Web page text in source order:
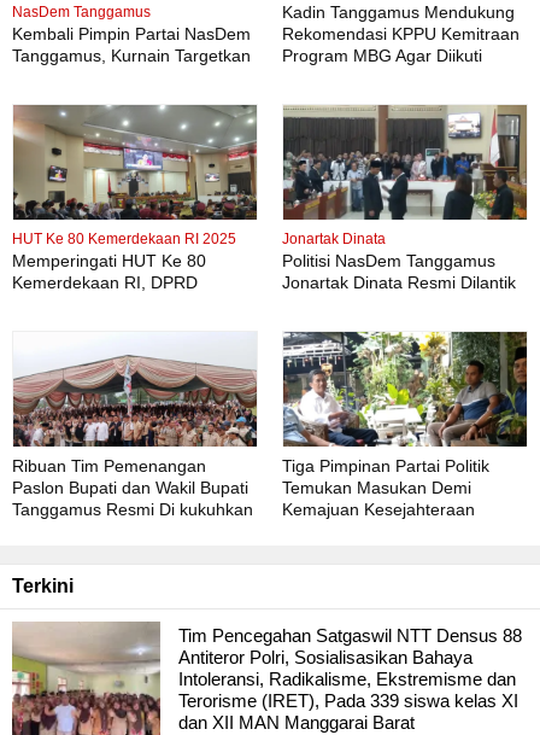
NasDem Tanggamus
Kembali Pimpin Partai NasDem
Tanggamus, Kurnain Targetkan
Kadin Tanggamus Mendukung
Rekomendasi KPPU Kemitraan
Program MBG Agar Diikuti
HUT Ke 80 Kemerdekaan RI 2025
Memperingati HUT Ke 80
Kemerdekaan RI, DPRD
Jonartak Dinata
Politisi NasDem Tanggamus
Jonartak Dinata Resmi Dilantik
Ribuan Tim Pemenangan
Paslon Bupati dan Wakil Bupati
Tanggamus Resmi Di kukuhkan
Tiga Pimpinan Partai Politik
Temukan Masukan Demi
Kemajuan Kesejahteraan
Terkini
Tim Pencegahan Satgaswil NTT Densus 88
Antiteror Polri, Sosialisasikan Bahaya
Intoleransi, Radikalisme, Ekstremisme dan
Terorisme (IRET), Pada 339 siswa kelas XI
dan XII MAN Manggarai Barat